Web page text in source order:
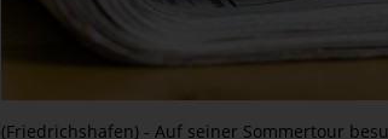
(Friedrichshafen) - Auf seiner Sommertour